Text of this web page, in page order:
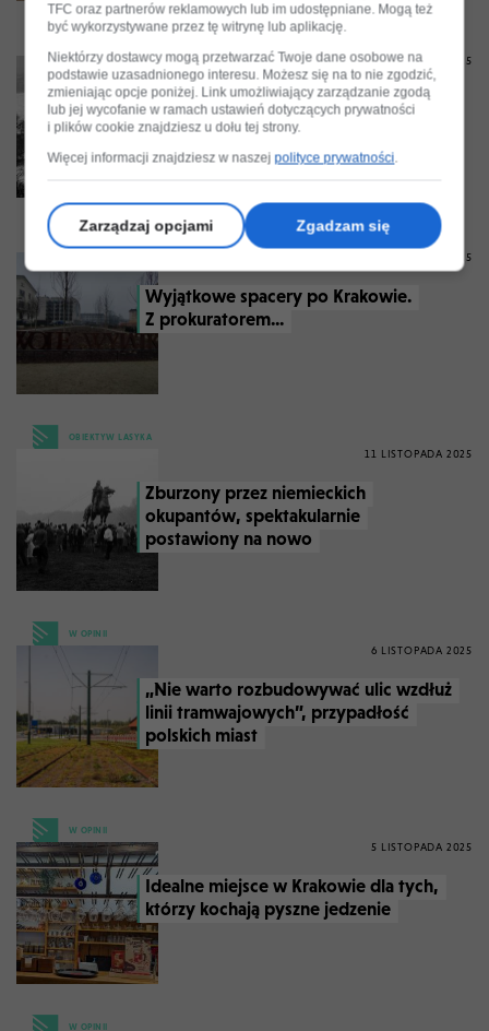
6 GRUDNIA 2025
Garść wspomnień z czasów gdy
w Krakowie jeździło się na nartach
11 LISTOPADA 2025
Wyjątkowe spacery po Krakowie.
Z prokuratorem...
OBIEKTYW LASYKA
11 LISTOPADA 2025
Zburzony przez niemieckich
okupantów, spektakularnie
postawiony na nowo
W OPINII
6 LISTOPADA 2025
„Nie warto rozbudowywać ulic wzdłuż
linii tramwajowych”, przypadłość
polskich miast
W OPINII
5 LISTOPADA 2025
Idealne miejsce w Krakowie dla tych,
którzy kochają pyszne jedzenie
W OPINII
TFC oraz partnerów reklamowych lub im udostępniane. Mogą też
być wykorzystywane przez tę witrynę lub aplikację.
Niektórzy dostawcy mogą przetwarzać Twoje dane osobowe na
podstawie uzasadnionego interesu. Możesz się na to nie zgodzić,
zmieniając opcje poniżej. Link umożliwiający zarządzanie zgodą
lub jej wycofanie w ramach ustawień dotyczących prywatności
i plików cookie znajdziesz u dołu tej strony.
Więcej informacji znajdziesz w naszejpolityce prywatności.
Zarządzaj opcjami Zgadzam się